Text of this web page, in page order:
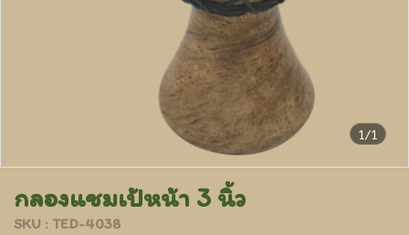
1/1
กลองแชมเป้หน้า 3 นิ้ว
SKU : TED-4038